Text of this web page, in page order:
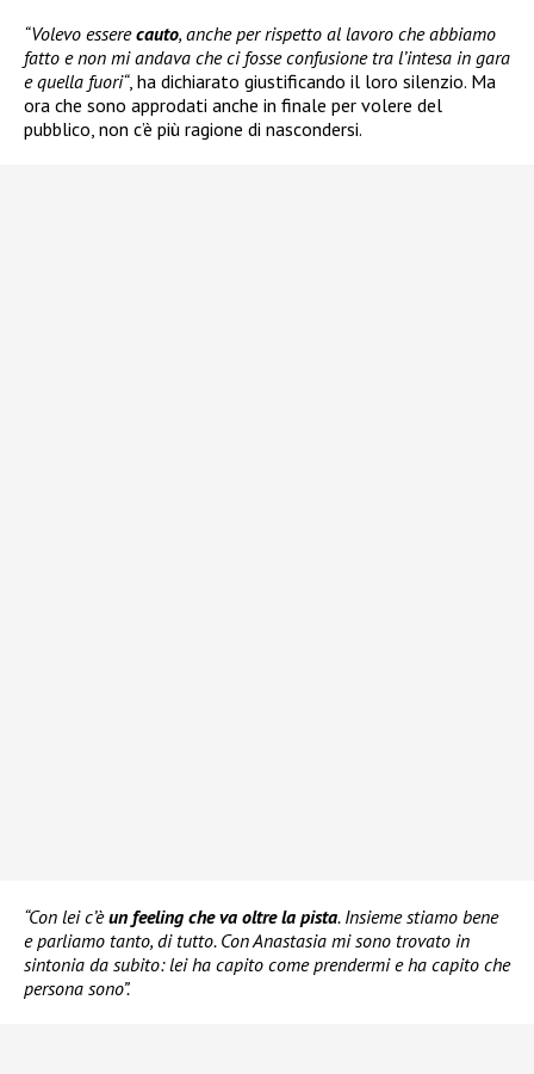
“Volevo esserecauto, anche per rispetto al lavoro che abbiamo
fatto e non mi andava che ci fosse confusione tra l’intesa in gara
e quella fuori“, ha dichiarato giustificando il loro silenzio. Ma
ora che sono approdati anche in finale per volere del
pubblico, non c’è più ragione di nascondersi.
“Con lei c’èun feeling che va oltre la pista. Insieme stiamo bene
e parliamo tanto, di tutto. Con Anastasia mi sono trovato in
sintonia da subito: lei ha capito come prendermi e ha capito che
persona sono”.